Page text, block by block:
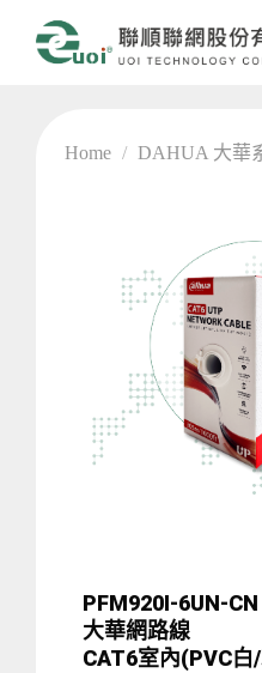
Home / DAHUA 大華
PFM920I-6UN-CN
大華網路線
CAT6室內(PVC